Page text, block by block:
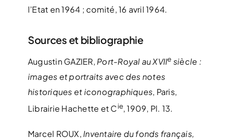
l’Etat en 1964 ; comité, 16 avril 1964.
Sources et bibliographie
Augustin GAZIER, Port-Royal au XVIIe siècle :
images et portraits avec des notes
historiques et iconographiques, Paris,
Librairie Hachette et Cie, 1909, Pl. 13.
Marcel ROUX,Inventaire du fonds français,